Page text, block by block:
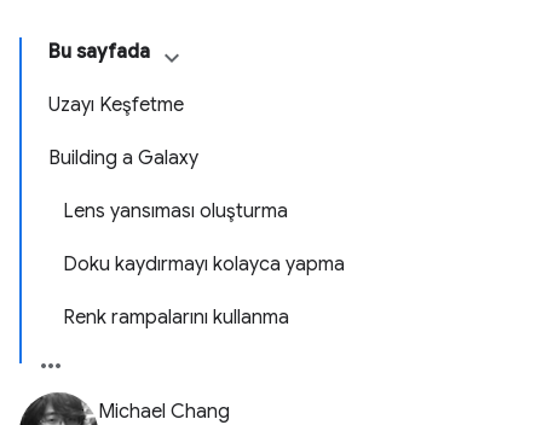
Bu sayfada
Uzayı Keşfetme
Building a Galaxy
Lens yansıması oluşturma
Doku kaydırmayı kolayca yapma
Renk rampalarını kullanma
Michael Chang